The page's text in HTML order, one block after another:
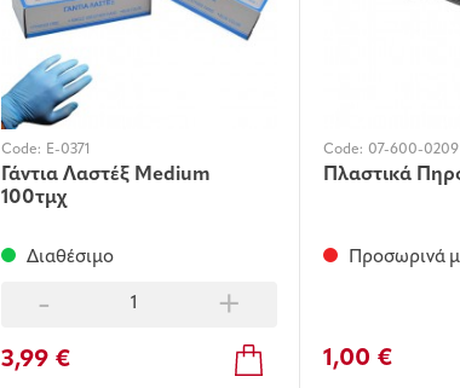
Code: E-0371
Γάντια Λαστέξ Medium
100τμχ
Διαθέσιμο
- +
3,99 €
Code: 07-600-0209
Πλαστικά
Προσωρινά
1,00 €